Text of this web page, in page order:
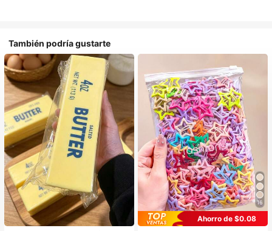
También podría gustarte
16
Ahorro de $0.08